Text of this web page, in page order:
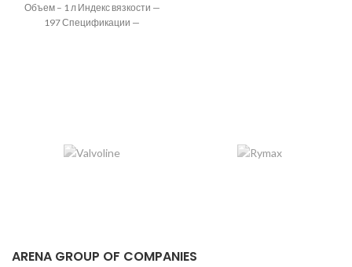
Объем – 1 л Индекс вязкости —
197 Спецификации —
ARENA GROUP OF COMPANIES